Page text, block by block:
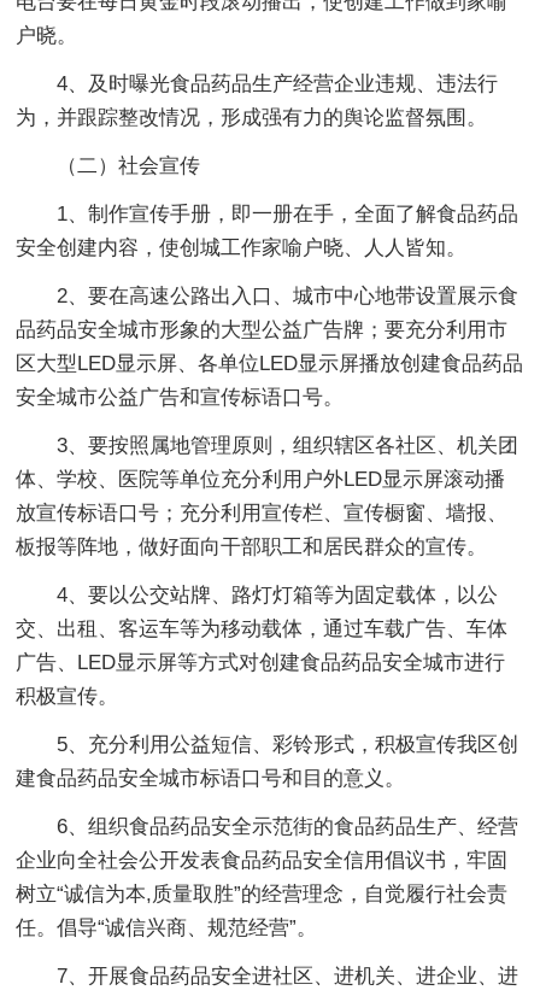
户晓。
4、及时曝光食品药品生产经营企业违规、违法行
为，并跟踪整改情况，形成强有力的舆论监督氛围。
（二）社会宣传
1、制作宣传手册，即一册在手，全面了解食品药品
安全创建内容，使创城工作家喻户晓、人人皆知。
2、要在高速公路出入口、城市中心地带设置展示食
品药品安全城市形象的大型公益广告牌；要充分利用市
区大型LED显示屏、各单位LED显示屏播放创建食品药品
安全城市公益广告和宣传标语口号。
3、要按照属地管理原则，组织辖区各社区、机关团
体、学校、医院等单位充分利用户外LED显示屏滚动播
放宣传标语口号；充分利用宣传栏、宣传橱窗、墙报、
板报等阵地，做好面向干部职工和居民群众的宣传。
4、要以公交站牌、路灯灯箱等为固定载体，以公
交、出租、客运车等为移动载体，通过车载广告、车体
广告、LED显示屏等方式对创建食品药品安全城市进行
积极宣传。
5、充分利用公益短信、彩铃形式，积极宣传我区创
建食品药品安全城市标语口号和目的意义。
6、组织食品药品安全示范街的食品药品生产、经营
企业向全社会公开发表食品药品安全信用倡议书，牢固
树立“诚信为本,质量取胜”的经营理念，自觉履行社会责
任。倡导“诚信兴商、规范经营”。
7、开展食品药品安全进社区、进机关、进企业、进